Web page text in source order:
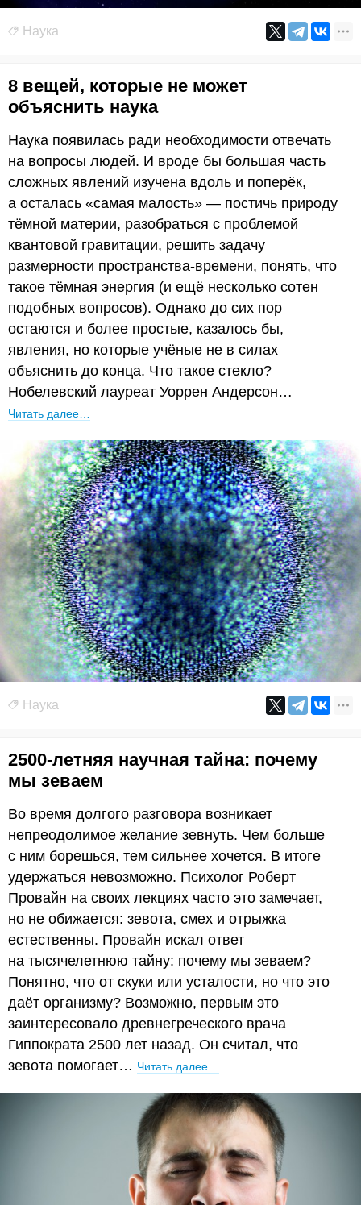
Наука
8 вещей, которые не может
объяснить наука
Наука появилась ради необходимости отвечать
на вопросы людей. И вроде бы большая часть
сложных явлений изучена вдоль и поперёк,
а осталась «самая малость» — постичь природу
тёмной материи, разобраться с проблемой
квантовой гравитации, решить задачу
размерности пространства-времени, понять, что
такое тёмная энергия (и ещё несколько сотен
подобных вопросов). Однако до сих пор
остаются и более простые, казалось бы,
явления, но которые учёные не в силах
объяснить до конца. Что такое стекло?
Нобелевский лауреат Уоррен Андерсон…
Читать далее…
Наука
2500-летняя научная тайна: почему
мы зеваем
Во время долгого разговора возникает
непреодолимое желание зевнуть. Чем больше
с ним борешься, тем сильнее хочется. В итоге
удержаться невозможно. Психолог Роберт
Провайн на своих лекциях часто это замечает,
но не обижается: зевота, смех и отрыжка
естественны. Провайн искал ответ
на тысячелетнюю тайну: почему мы зеваем?
Понятно, что от скуки или усталости, но что это
даёт организму? Возможно, первым это
заинтересовало древнегреческого врача
Гиппократа 2500 лет назад. Он считал, что
зевота помогает… Читать далее…